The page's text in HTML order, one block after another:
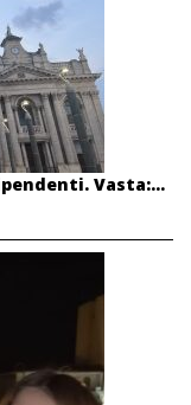
Vasta:...